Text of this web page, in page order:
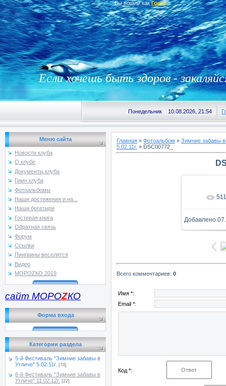
Вы вошли как Гость
Если хочешь быть здоров -
Понедельник 10.08.2026, 21:54
Меню сайта
Новости клуба
О клубе
Документы клуба
Гимн клуба
Фотоальбомы
Наши достижения и на...
Наши богатыри
Гостевая книга
Обратная связь
Форум
Ссылки
Пингвины веселятся
Видео
МОРОZКО 2019
сайт МОРОZКО
Форма входа
Категории раздела
5-й Фестиваль "Зимние забавы в
Угличе" 5.02.11г. [74]
6-й Фестиваль "Зимние забавы в
Угличе" 11.02.12г. [22]
Главная » Фотоальбом » Зимние забавы в
5.02.11г. » DSC00772_
В 511
Добавлено
Всего комментариев: 0
Имя *:
Email *:
Код *: